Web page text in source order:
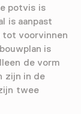
potvis is
is aanpast
tot voorvinnen
is
de vorm
zijn in de
twee